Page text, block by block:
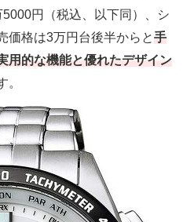
円（税込、以下同）、シ
価格は3万円台後半からと手
用的な機能と優れたデザイン
。